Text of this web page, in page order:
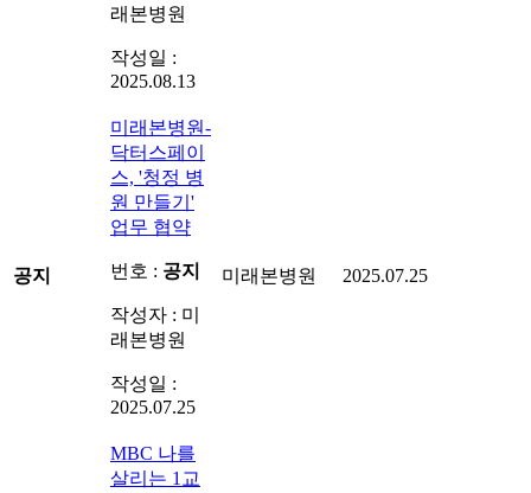
래본병원
작성일 :
2025.08.13
공지
미래본병원-
닥터스페이
스, '청정 병
원 만들기'
업무 협약
번호 : 공지
작성자 : 미
래본병원
작성일 :
2025.07.25
미래본병원 2025.07.25
MBC 나를
살리는 1교